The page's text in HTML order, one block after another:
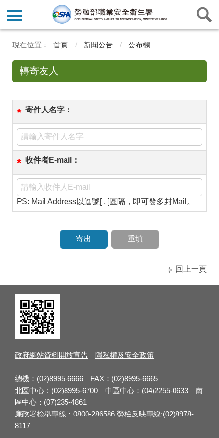
首頁 新聞公告 公布欄
轉寄友人
* 寄件人名字：
* 收件者E-mail：
PS: Mail Address以逗號[ , ]區隔，即可發多封Mail。
回上一頁
政府網站資料開放宣告 隱私權及安全政策
總機：(02)8995-6666 FAX：(02)8995-6665
北區中心：(02)8995-6700 中區中心：(04)2255-0633 南
區中心：(07)235-4861
廉政署檢舉專線：0800-286586 勞檢反映專線:(02)8978-
8117